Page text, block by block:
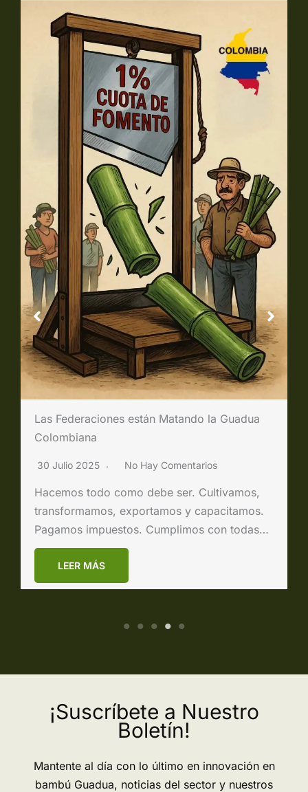
Latas de Guadua enviados a Estados Unidos
para Laminación Industrial
28 Julio 2025 No Hay Comentarios
Un nuevo capítulo en nuestra historia de
exportación se abre mientras grandes
volúmenes de latas…
LEER MÁS
¡Suscríbete a Nuestro
Boletín!
Mantente al día con lo último en innovación en
bambú Guadua, noticias del sector y nuestros